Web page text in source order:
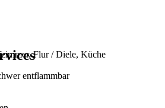
Flur / Diele, Küche
entflammbar